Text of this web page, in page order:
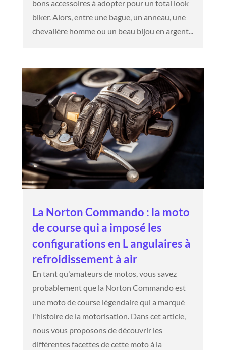
bons accessoires à adopter pour un total look
biker. Alors, entre une bague, un anneau, une
chevalière homme ou un beau bijou en argent...
La Norton Commando : la moto
de course qui a imposé les
configurations en L angulaires à
refroidissement à air
En tant qu'amateurs de motos, vous savez
probablement que la Norton Commando est
une moto de course légendaire qui a marqué
l'histoire de la motorisation. Dans cet article,
nous vous proposons de découvrir les
différentes facettes de cette moto à la